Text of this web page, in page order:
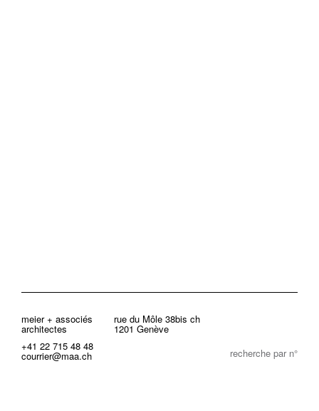
meier + associés
architectes
rue du Môle 38bis ch
1201 Genève
+41 22 715 48 48
courrier@maa.ch recherche par n°